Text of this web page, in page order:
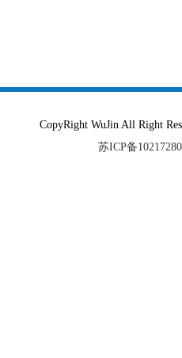
CopyRight WuJin All Right
苏ICP备